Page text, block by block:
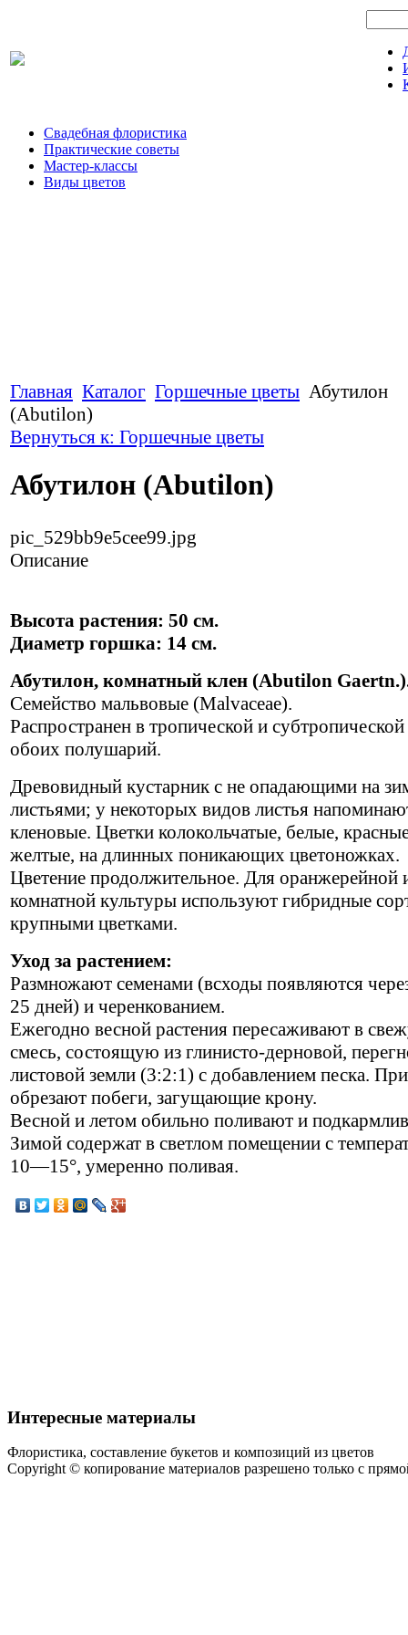
Свадебная флористика
Практические советы
Мастер-классы
Виды цветов
Главная Каталог Горшечные цветы Абутилон
(Abutilon)
Вернуться к: Горшечные цветы
Абутилон (Abutilon)
pic_529bb9e5cee99.jpg
Описание
Высота растения: 50 см.
Диаметр горшка: 14 см.
Абутилон, комнатный клен (Abutilon
Семейство мальвовые (Malvaceae).
Распространен в тропической и субтропической
обоих полушарий.
Древовидный кустарник с не опадающими на
листьями; у некоторых видов листья
кленовые. Цветки колокольчатые, белые,
желтые, на длинных поникающих цветоножках.
Цветение продолжительное. Для оранжерейной
комнатной культуры используют гибридные
крупными цветками.
Уход за растением:
Размножают семенами (всходы появляются
25 дней) и черенкованием.
Ежегодно весной растения пересаживают в
смесь, состоящую из глинисто-дерновой,
листовой земли (3:2:1) с добавлением песка.
обрезают побеги, загущающие крону.
Весной и летом обильно поливают и
Зимой содержат в светлом помещении с
10—15°, умеренно поливая.
Интересные материалы
Флористика, составление букетов и композиций из цветов
Copyright © копирование материалов разрешено только с